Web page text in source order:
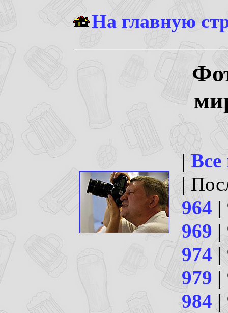
На главную
|
|
964 |
969 |
974|
979 |
984 |